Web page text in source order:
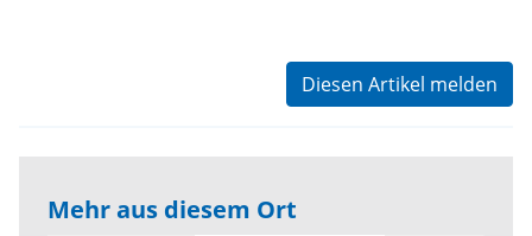
Diesen Artikel melden
Mehr aus diesem Ort